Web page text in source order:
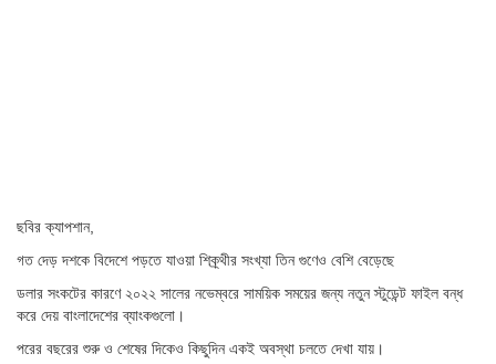
ছবির ক্যাপশান,
গত দেড় দশকে বিদেশে পড়তে যাওয়া শিক্র্থীর সংখ্যা তিন গুণেও বেশি বেড়েছে
ডলার সংকটের কারণে ২০২২ সালের নভেম্বরে সাময়িক সময়ের জন্য নতুন স্টুডেন্ট ফাইল বন্ধ
করে দেয় বাংলাদেশের ব্যাংকগুলো।
পরের বছরের শুরু ও শেষের দিকেও কিছুদিন একই অবস্থা চলতে দেখা যায়।